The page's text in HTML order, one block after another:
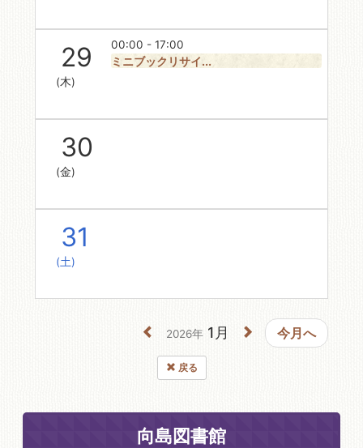
29
(木)
00:00 - 17:00
ミニブックリサイ...
30
(金)
31
(土)
2026年 1月 今月へ
戻る
向島図書館